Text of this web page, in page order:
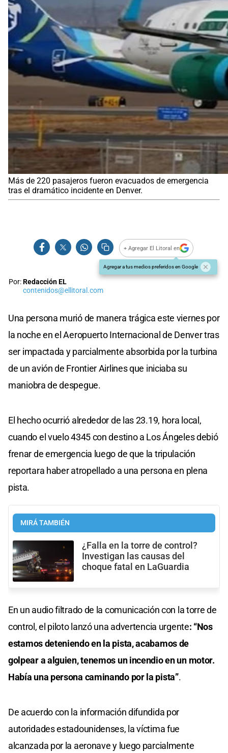
Más de 220 pasajeros fueron evacuados de emergencia
tras el dramático incidente en Denver.
+ Agregar El Litoral en
Agregar a tus medios preferidos en Google
Por:Redacción EL
contenidos@ellitoral.com
Una persona murió de manera trágica este viernes por
la noche en el Aeropuerto Internacional de Denver tras
ser impactada y parcialmente absorbida por la turbina
de un avión de Frontier Airlines que iniciaba su
maniobra de despegue.
El hecho ocurrió alrededor de las 23.19, hora local,
cuando el vuelo 4345 con destino a Los Ángeles debió
frenar de emergencia luego de que la tripulación
reportara haber atropellado a una persona en plena
pista.
MIRÁ TAMBIÉN
¿Falla en la torre de control?
Investigan las causas del
choque fatal en LaGuardia
En un audio filtrado de la comunicación con la torre de
control, el piloto lanzó una advertencia urgente: “Nos
estamos deteniendo en la pista, acabamos de
golpear a alguien, tenemos un incendio en un motor.
Había una persona caminando por la pista”.
De acuerdo con la información difundida por
autoridades estadounidenses, la víctima fue
alcanzada por la aeronave y luego parcialmente